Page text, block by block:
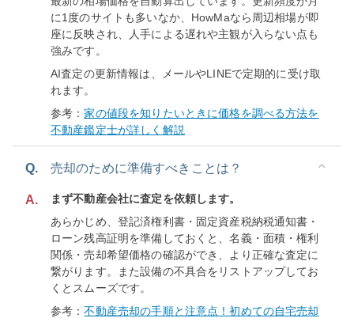
に1度のサイトも多いなか、HowMaなら周辺相場が即
座に反映され、人手による遅れや主観が入らない点も
強みです。
AI査定の更新情報は、メールやLINEで定期的に受け取
れます。
参考：家の値段を知りたいときに価格を調べる方法を
不動産鑑定士が詳しく解説
Q. 売却のために準備すべきことは？
A.
まず不動産会社に査定を依頼します。
あらかじめ、登記済権利書・固定資産税納税通知書・
ローン残高証明を準備しておくと、名義・面積・権利
関係・売却希望価格の確認ができ、より正確な査定に
繋がります。また設備の不具合をリストアップしてお
くとスムーズです。
参考：不動産売却の手順と注意点！初めての自宅売却